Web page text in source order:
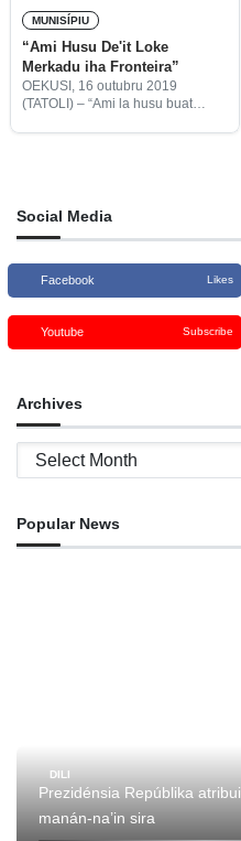
MUNISÍPIU
“Ami Husu De'it Loke
Merkadu iha Fronteira”
OEKUSI, 16 outubru 2019
(TATOLI) – “Ami la husu buat
Social Media
Facebook Likes
Youtube Subscribe
Archives
Archives
Popular News
DILI
Prezidénsia Repúblika
manán-na’in sira